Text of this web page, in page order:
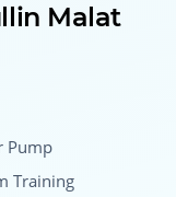
Malat
Pump
Training